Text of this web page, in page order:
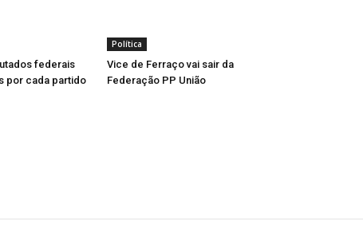
federais
por cada partido
Política
Vice de Ferraço vai sair da
Federação PP União